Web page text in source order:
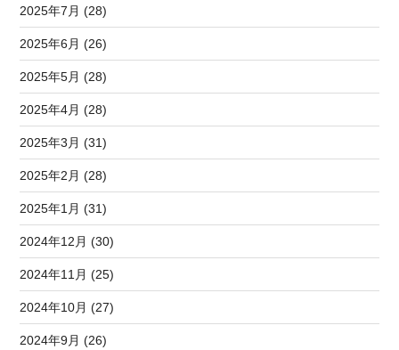
2025年7月 (28)
2025年6月 (26)
2025年5月 (28)
2025年4月 (28)
2025年3月 (31)
2025年2月 (28)
2025年1月 (31)
2024年12月 (30)
2024年11月 (25)
2024年10月 (27)
2024年9月 (26)